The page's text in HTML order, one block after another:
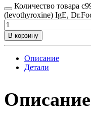
Количество товара
(levothyroxine) IgE,
В корзину
Описание
Детали
Описание